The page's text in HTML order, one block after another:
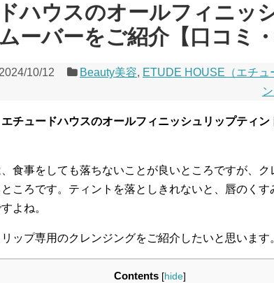
ハウスのオールフィニッ
ーバーをご紹介【口コミ・
2024/10/12 Beauty美容, ETUDE HOUSE（エチュ
エチュードハウスのオールフィニッシュリップティン
食事をしても落ちないことが良いところですが、ク
ころです。ティントを落としきれないと、唇のくす
よね。
ップ専用のクレンジングをご紹介したいと思います
Contents [hide]